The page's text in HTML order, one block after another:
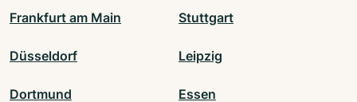
Frankfurt am Main Stuttgart
Düsseldorf Leipzig
Dortmund Essen